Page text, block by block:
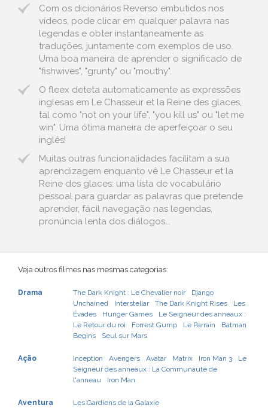
Com os dicionários Reverso embutidos nos
vídeos, pode clicar em qualquer palavra nas
legendas e obter instantaneamente as
traduções, juntamente com exemplos de uso.
Uma boa maneira de aprender o significado de
"fishwives", "grunty" ou "mouthy".
O fleex deteta automaticamente as expressões
inglesas em Le Chasseur et la Reine des glaces,
tal como "not on your life", "you kill us" ou "let me
win". Uma ótima maneira de aperfeiçoar o seu
inglês!
Muitas outras funcionalidades facilitam a sua
aprendizagem enquanto vê Le Chasseur et la
Reine des glaces: uma lista de vocabulário
pessoal para guardar as palavras que pretende
aprender, fácil navegação nas legendas,
pronúncia lenta dos diálogos...
Veja outros filmes nas mesmas categorias:
Drama The Dark Knight : Le Chevalier noir
Django
Unchained
Interstellar The Dark Knight Rises
Les
Évadés
Hunger Games
Le Seigneur des anneaux :
Le Retour du roi
Forrest Gump Le Parrain
Batman
Begins
Seul sur Mars
Ação Inception Avengers Avatar Matrix Iron Man 3
Le
Seigneur des anneaux : La Communauté de
l'anneau
Iron Man
Aventura Les Gardiens de la Galaxie